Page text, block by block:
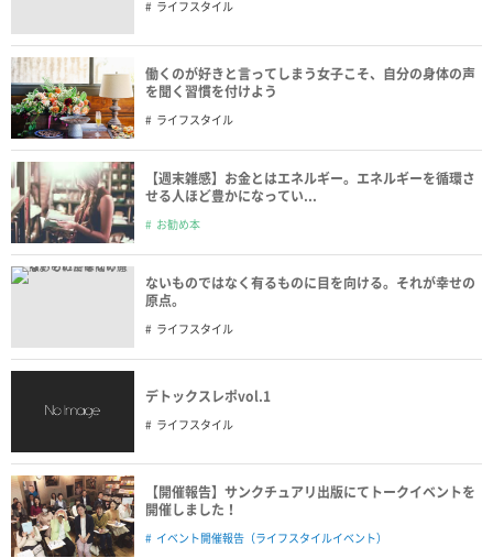
ライフスタイル
働くのが好きと言ってしまう女子こそ、自分の身体の声
を聞く習慣を付けよう
ライフスタイル
【週末雑感】お金とはエネルギー。エネルギーを循環さ
せる人ほど豊かになってい...
お勧め本
ないものではなく有るものに目を向ける。それが幸せの
原点。
ライフスタイル
デトックスレポvol.1
ライフスタイル
【開催報告】サンクチュアリ出版にてトークイベントを
開催しました！
イベント開催報告（ライフスタイルイベント）